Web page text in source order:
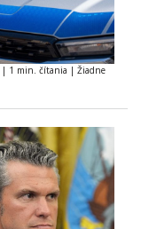
| 1 min. čítania | Žiadne